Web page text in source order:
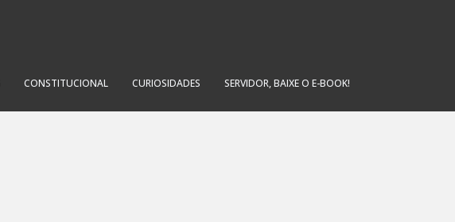
CONSTITUCIONAL CURIOSIDADES SERVIDOR, BAIXE O E-BOOK!